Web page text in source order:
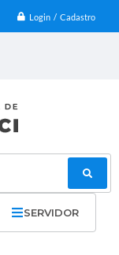
Login / Cadastro
SERVIDOR